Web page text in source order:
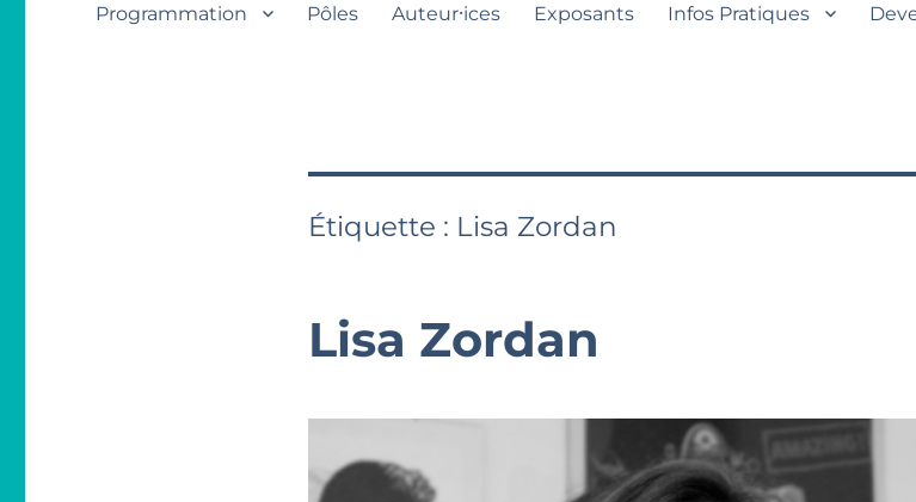
Programmation Pôles Auteur⸱ices Exposants Infos Pratiques
Étiquette : Lisa Zordan
Lisa Zordan